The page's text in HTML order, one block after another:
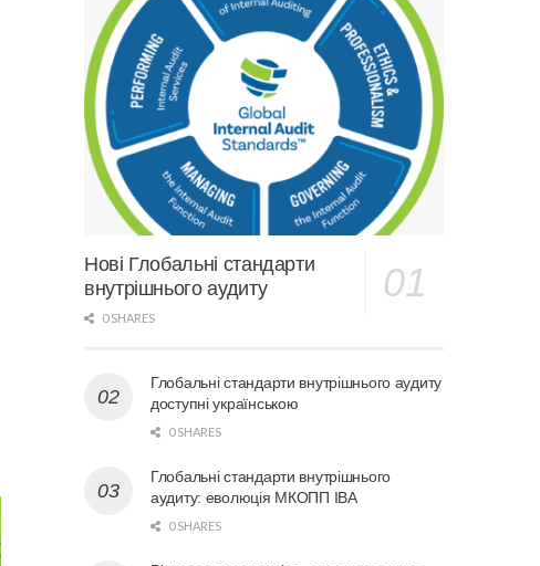
Нові Глобальні стандарти
внутрішнього аудиту
0 SHARES
Глобальні стандарти внутрішнього аудиту
доступні українською
0 SHARES
Глобальні стандарти внутрішнього
аудиту: еволюція МКОПП ІВА
0 SHARES